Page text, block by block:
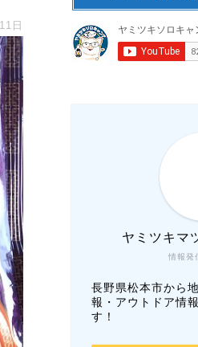
日
情報発
ヤミツキマ
長野県松本市から
報・アウトドア情
す！